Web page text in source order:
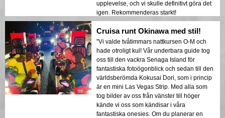
upplevelse, och vi skulle definitivt göra det
igen. Rekommenderas starkt!
Cruisa runt Okinawa med stil!
"Vi valde tvåtimmars nattkursen O-M och
hade otroligt kul! Vår underbara guide tog
oss till den vackra Senaga Island för
fantastiska fotoögonblick och sedan till den
världsberömda Kokusai Dori, som i princip
är en mini Las Vegas Strip. Med alla som
tog bilder av oss från vänster till höger
kände vi oss som kändisar i våra
fantastiska onesies. Om du planerar en